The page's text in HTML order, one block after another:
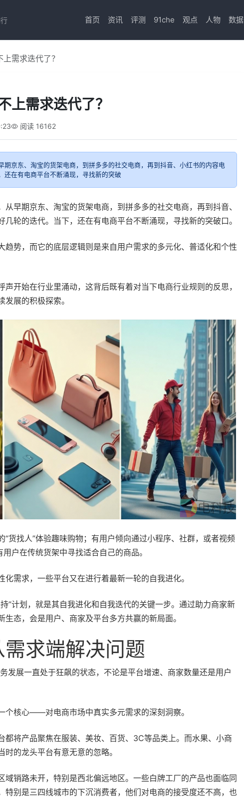
首页 资讯 评测 91che 观点 人物 数据
需求迭代了？
上需求迭代了？
阅读 16162
期京东、淘宝的货架电商，到拼多多的社交电商，再到抖音、小红书的内容电
还在有电商平台不断涌现，寻找新的突破
从早期京东、淘宝的货架电商，到拼多多的社交电商，再到抖音、
轮的迭代。当下，还在有电商平台不断涌现，寻找新的突破口。
趋势，而它的底层逻辑则是来自用户需求的多元化、普适化和个性
开始在行业里涌动，这背后既有着对当下电商行业规则的反思，
展的积极探索。
“货找人”体验趣味购物；有用户倾向通过小程序、社群，或者视频
户在传统货架中寻找适合自己的商品。
需求，一些平台又在进行着最新一轮的自我进化。
”计划，就是其自我进化和自我迭代的关键一步。通过助力商家新
态，会是用户、商家及平台多方共赢的新局面。
求端解决问题
发展一直处于狂飙的状态，不论是平台增速、商家数量还是用户
个核心——对电商市场中真实多元需求的深刻洞察。
都将产品聚焦在服装、美妆、百货、3C等品类上。而水果、小商
的龙头平台有意无意的忽略。
域销路未开，特别是西北偏远地区。一些白牌工厂的产品也面临同
特别是三四线城市的下沉消费者，他们对电商的接受度还不高，也